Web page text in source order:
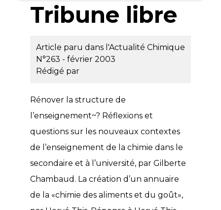
Tribune libre
Article paru dans l'Actualité Chimique
N°263 - février 2003
Rédigé par
Rénover la structure de
l’enseignement~? Réflexions et
questions sur les nouveaux contextes
de l’enseignement de la chimie dans le
secondaire et à l’université, par Gilberte
Chambaud. La création d’un annuaire
de la «chimie des aliments et du goût»,